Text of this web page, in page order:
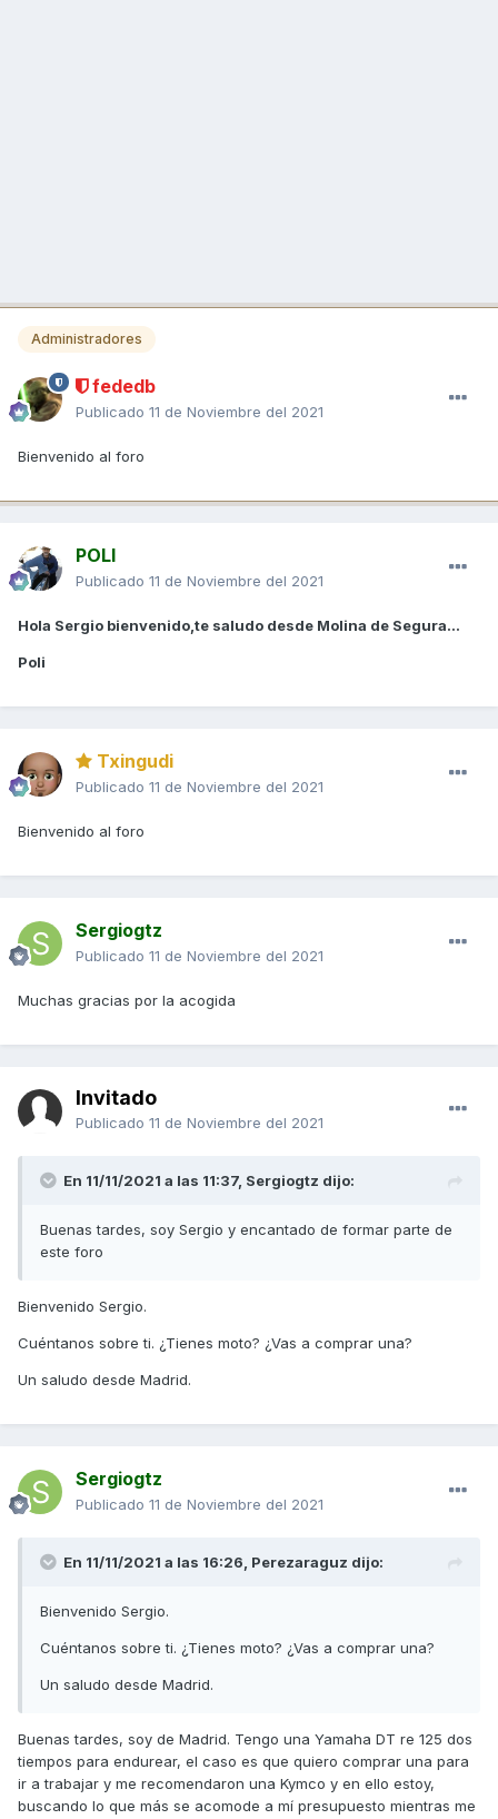
Administradores
fededb
Publicado 11 de Noviembre del 2021
Bienvenido al foro
POLI
Publicado 11 de Noviembre del 2021
Hola Sergio bienvenido,te saludo desde Molina de Segura...
Poli
Txingudi
Publicado 11 de Noviembre del 2021
Bienvenido al foro
Sergiogtz
Publicado 11 de Noviembre del 2021
Muchas gracias por la acogida
Invitado
Publicado 11 de Noviembre del 2021
En 11/11/2021 a las 11:37, Sergiogtz dijo:
Buenas tardes, soy Sergio y encantado de formar parte de
este foro
Bienvenido Sergio.
Cuéntanos sobre ti. ¿Tienes moto? ¿Vas a comprar una?
Un saludo desde Madrid.
Sergiogtz
Publicado 11 de Noviembre del 2021
En 11/11/2021 a las 16:26, Perezaraguz dijo:
Bienvenido Sergio.
Cuéntanos sobre ti. ¿Tienes moto? ¿Vas a comprar una?
Un saludo desde Madrid.
Buenas tardes, soy de Madrid. Tengo una Yamaha DT re 125 dos
tiempos para endurear, el caso es que quiero comprar una para
ir a trabajar y me recomendaron una Kymco y en ello estoy,
buscando lo que más se acomode a mí presupuesto mientras me